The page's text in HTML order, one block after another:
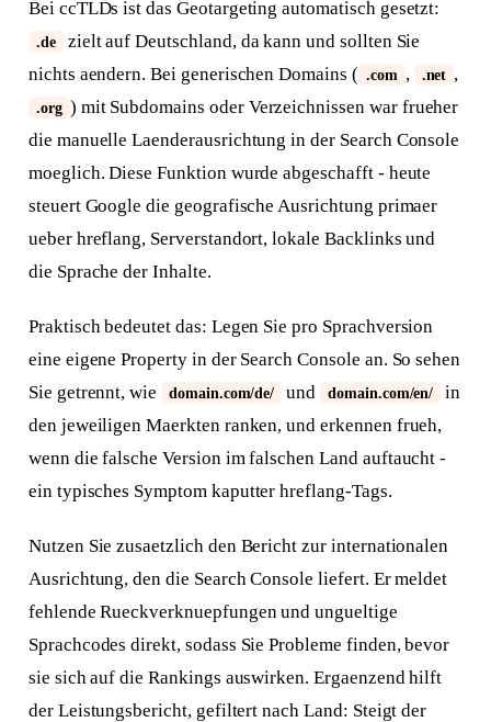
Bei ccTLDs ist das Geotargeting automatisch gesetzt:
.de
zielt auf Deutschland, da kann und sollten Sie
nichts aendern. Bei generischen Domains ( .com , .net ,
.org ) mit Subdomains oder Verzeichnissen war frueher
die manuelle Laenderausrichtung in der Search Console
moeglich. Diese Funktion wurde abgeschafft - heute
steuert Google die geografische Ausrichtung primaer
ueber hreflang, Serverstandort, lokale Backlinks und
die Sprache der Inhalte.
Praktisch bedeutet das: Legen Sie pro Sprachversion
eine eigene Property in der Search Console an. So sehen
Sie getrennt, wie
domain.com/de/ und domain.com/en/
in
den jeweiligen Maerkten ranken, und erkennen frueh,
wenn die falsche Version im falschen Land auftaucht -
ein typisches Symptom kaputter hreflang-Tags.
Nutzen Sie zusaetzlich den Bericht zur internationalen
Ausrichtung, den die Search Console liefert. Er meldet
fehlende Rueckverknuepfungen und ungueltige
Sprachcodes direkt, sodass Sie Probleme finden, bevor
sie sich auf die Rankings auswirken. Ergaenzend hilft
der Leistungsbericht, gefiltert nach Land: Steigt der